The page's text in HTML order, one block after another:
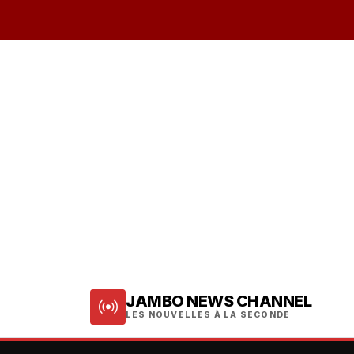
JAMBO NEWS CHANNEL
LES NOUVELLES À LA SECONDE